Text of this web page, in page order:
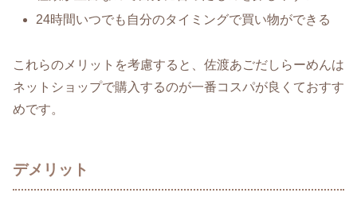
24時間いつでも自分のタイミングで買い物ができる
これらのメリットを考慮すると、佐渡あごだしらーめんは
ネットショップで購入するのが一番コスパが良くておすす
めです。
デメリット